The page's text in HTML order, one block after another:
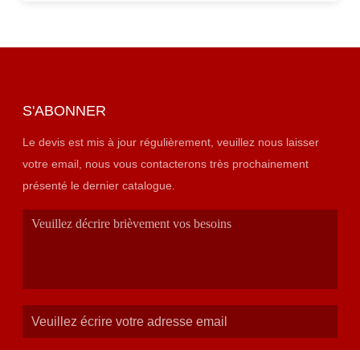
S'ABONNER
Le devis est mis à jour régulièrement, veuillez nous laisser
votre email, nous vous contacterons très prochainement
présenté le dernier catalogue.